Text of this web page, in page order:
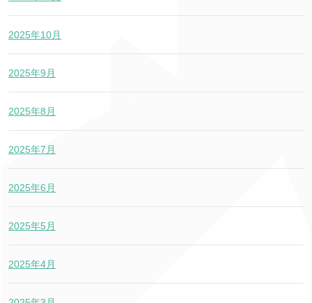
2025年10月
2025年9月
2025年8月
2025年7月
2025年6月
2025年5月
2025年4月